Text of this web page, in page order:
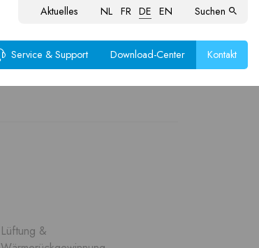
Aktuelles NL FR DE EN Suchen
Service & Support Download-Center Kontakt
Lüftung &